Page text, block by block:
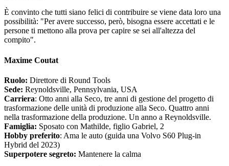
È convinto che tutti siano felici di contribuire se viene data loro una
possibilità: "Per avere successo, però, bisogna essere accettati e le
persone ti mettono alla prova per capire se sei all'altezza del
compito".
Maxime Coutat
Ruolo: Direttore di Round Tools
Sede: Reynoldsville, Pennsylvania, USA
Carriera: Otto anni alla Seco, tre anni di gestione del progetto di
trasformazione delle unità di produzione alla Seco. Quattro anni
nella trasformazione della produzione. Un anno a Reynoldsville.
Famiglia: Sposato con Mathilde, figlio Gabriel, 2
Hobby preferito: Ama le auto (guida una Volvo S60 Plug-in
Hybrid del 2023)
Superpotere segreto: Mantenere la calma